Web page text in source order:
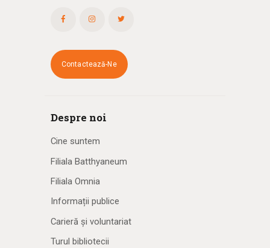
Contactează-Ne
Despre noi
Cine suntem
Filiala Batthyaneum
Filiala Omnia
Informații publice
Carieră și voluntariat
Turul bibliotecii